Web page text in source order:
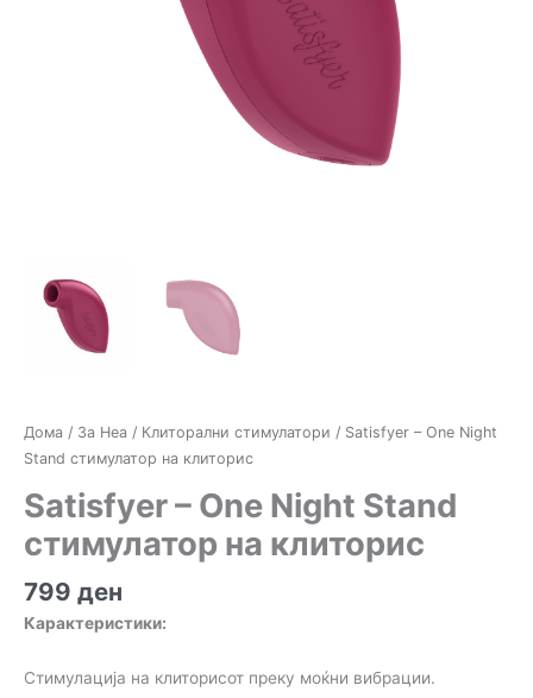
Дома / За Неа / Клиторални стимулатори / Satisfyer – One Night
Stand стимулатор на клиторис
Satisfyer – One Night Stand
стимулатор на клиторис
799 ден
Карактеристики:
Стимулација на клиторисот преку моќни вибрации.